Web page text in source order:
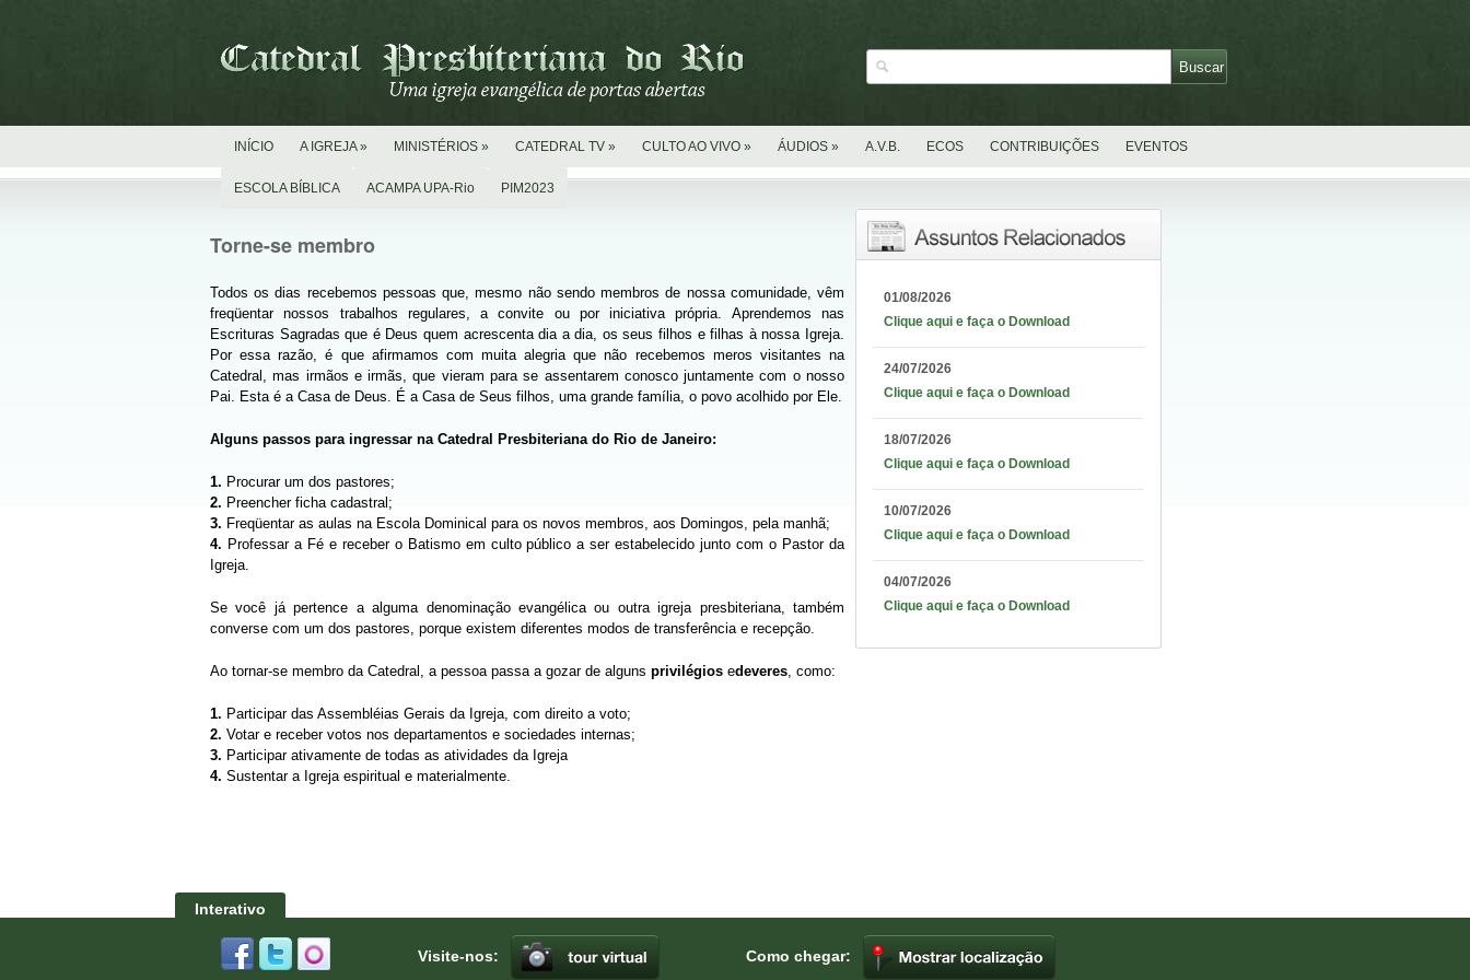
INÍCIO A IGREJA» MINISTÉRIOS » CATEDRAL TV » CULTO AO VIVO » ÁUDIOS » A.V.B. ECOS CONTRIBUIÇÕES EVENTOS
ESCOLA BÍBLICA ACAMPA UPA-Rio PIM2023
Torne-se membro
Todos os dias recebemos pessoas que, mesmo não sendo membros de nossa comunidade, vêm
freqüentar nossos trabalhos regulares, a convite ou por iniciativa própria. Aprendemos nas
Escrituras Sagradas que é Deus quem acrescenta dia a dia, os seus filhos e filhas à nossa Igreja.
Por essa razão, é que afirmamos com muita alegria que não recebemos meros visitantes na
Catedral, mas irmãos e irmãs, que vieram para se assentarem conosco juntamente com o nosso
Pai. Esta é a Casa de Deus. É a Casa de Seus filhos, uma grande família, o povo acolhido por Ele.
Alguns passos para ingressar na Catedral Presbiteriana do Rio de Janeiro:
1. Procurar um dos pastores;
2. Preencher ficha cadastral;
3. Freqüentar as aulas na Escola Dominical para os novos membros, aos Domingos, pela manhã;
4. Professar a Fé e receber o Batismo em culto público a ser estabelecido junto com o Pastor da
Igreja.
Se você já pertence a alguma denominação evangélica ou outra igreja presbiteriana, também
converse com um dos pastores, porque existem diferentes modos de transferência e recepção.
Ao tornar-se membro da Catedral, a pessoa passa a gozar de alguns privilégios edeveres, como:
1. Participar das Assembléias Gerais da Igreja, com direito a voto;
2. Votar e receber votos nos departamentos e sociedades internas;
3. Participar ativamente de todas as atividades da Igreja
4. Sustentar a Igreja espiritual e materialmente.
01/08/2026
Clique aqui e faça o Download
24/07/2026
Clique aqui e faça o Download
18/07/2026
Clique aqui e faça o Download
10/07/2026
Clique aqui e faça o Download
04/07/2026
Clique aqui e faça o Download
Interativo
Visite-nos: Como chegar: